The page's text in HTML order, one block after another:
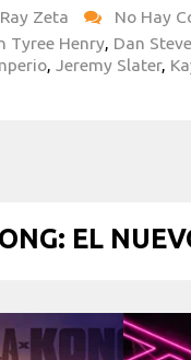
Ray Zeta No Hay
Tyree Henry Dan
Jeremy Slater,
EL